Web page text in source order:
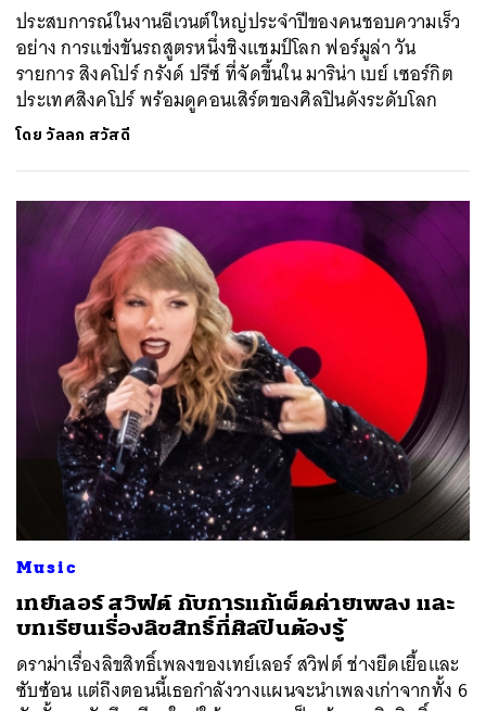
ประสบการณ์ในงานอีเวนต์ใหญ่ประจำปีของคนชอบความเร็ว
อย่าง การแข่งขันรถสูตรหนึ่งชิงแชมป์โลก ฟอร์มูล่า วัน
รายการ สิงคโปร์ กรังด์ ปรีซ์ ที่จัดขึ้นใน มาริน่า เบย์ เซอร์กิต
ประเทศสิงคโปร์ พร้อมดูคอนเสิร์ตของศิลปินดังระดับโลก
โดยวัลลภ สวัสดี
Music
เทย์เลอร์ สวิฟต์ กับการแก้เผ็ดค่ายเพลง และ
บทเรียนเรื่องลิขสิทธิ์ที่ศิลปินต้องรู้
ดราม่าเรื่องลิขสิทธิ์เพลงของเทย์เลอร์ สวิฟต์ ช่างยืดเยื้อและ
ซับซ้อน แต่ถึงตอนนี้เธอกำลังวางแผนจะนำเพลงเก่าจากทั้ง 6